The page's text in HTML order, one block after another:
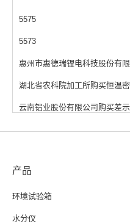
5575
5573
惠州市惠德瑞锂电科技股份有
湖北省农科院加工所购买恒温
云南铝业股份有限公司购买差
产品
环境试验箱
水分仪